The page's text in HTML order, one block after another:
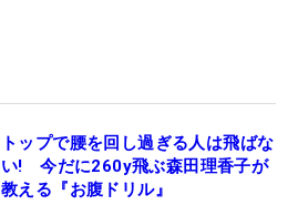
トップで腰を回し過ぎる人は飛ばな
い! 今だに260y飛ぶ森田理香子が
教える『お腹ドリル』